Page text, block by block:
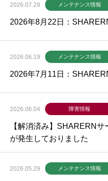
2026.07.29 メンテナンス情報
2026年8月22日：
2026.06.19 メンテナンス情報
2026年7月11日：
2026.06.04 障害情報
【解消済み】SHARERN
が発生しておりました
2026.05.29 メンテナンス情報